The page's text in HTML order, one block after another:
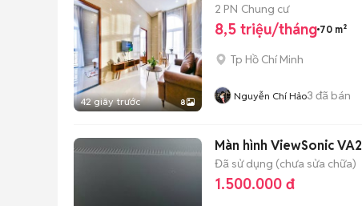
42 giây trước 8
2 PN Chung cư
8,5 triệu/tháng 70 m²
Tp Hồ Chí Minh
Nguyễn Chí Hảo3 đã bán
Màn hình ViewSonic
Đã sử dụng (chưa sửa chữa)
1.500.000 đ